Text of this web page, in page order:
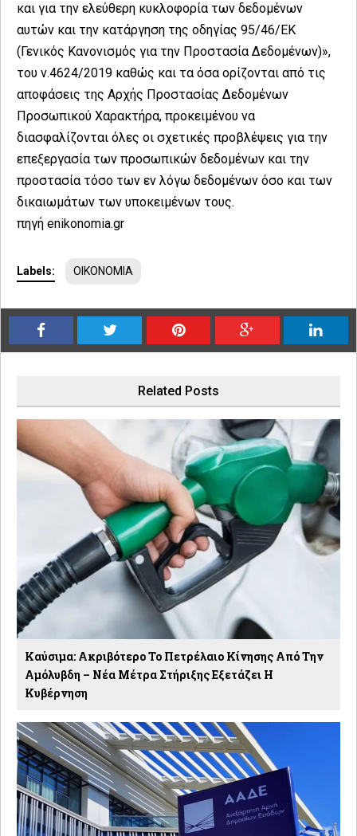
και για την ελεύθερη κυκλοφορία των δεδομένων
αυτών και την κατάργηση της οδηγίας 95/46/ΕΚ
(Γενικός Κανονισμός για την Προστασία Δεδομένων)»,
του ν.4624/2019 καθώς και τα όσα ορίζονται από τις
αποφάσεις της Αρχής Προστασίας Δεδομένων
Προσωπικού Χαρακτήρα, προκειμένου να
διασφαλίζονται όλες οι σχετικές προβλέψεις για την
επεξεργασία των προσωπικών δεδομένων και την
προστασία τόσο των εν λόγω δεδομένων όσο και των
δικαιωμάτων των υποκειμένων τους.
πηγή enikonomia.gr
Labels: ΟΙΚΟΝΟΜΙΑ
Related Posts
Καύσιμα: Ακριβότερο Το Πετρέλαιο Κίνησης Από Την
Αμόλυβδη – Νέα Μέτρα Στήριξης Εξετάζει Η
Κυβέρνηση